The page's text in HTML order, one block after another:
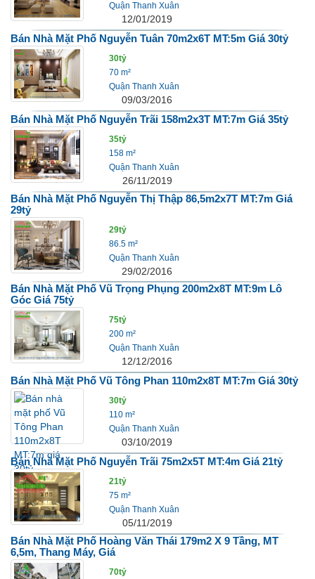
Quận Thanh Xuân
12/01/2019
Bán Nhà Mặt Phố Nguyễn Tuân 70m2x6T MT:5m Giá 30tỷ
30tỷ
70 m²
Quận Thanh Xuân
09/03/2016
Bán Nhà Mặt Phố Nguyễn Trãi 158m2x3T MT:7m Giá 35tỷ
35tỷ
158 m²
Quận Thanh Xuân
26/11/2019
Bán Nhà Mặt Phố Nguyễn Thị Thập 86,5m2x7T MT:7m Giá
29tỷ
29tỷ
86.5 m²
Quận Thanh Xuân
29/02/2016
Bán Nhà Mặt Phố Vũ Trọng Phụng 200m2x8T MT:9m Lô
Góc Giá 75tỷ
75tỷ
200 m²
Quận Thanh Xuân
12/12/2016
Bán Nhà Mặt Phố Vũ Tông Phan 110m2x8T MT:7m Giá 30tỷ
30tỷ
110 m²
Quận Thanh Xuân
03/10/2019
Bán Nhà Mặt Phố Nguyễn Trãi 75m2x5T MT:4m Giá 21tỷ
21tỷ
75 m²
Quận Thanh Xuân
05/11/2019
Bán Nhà Mặt Phố Hoàng Văn Thái 179m2 X 9 Tầng, MT
6,5m, Thang Máy, Giá
70tỷ